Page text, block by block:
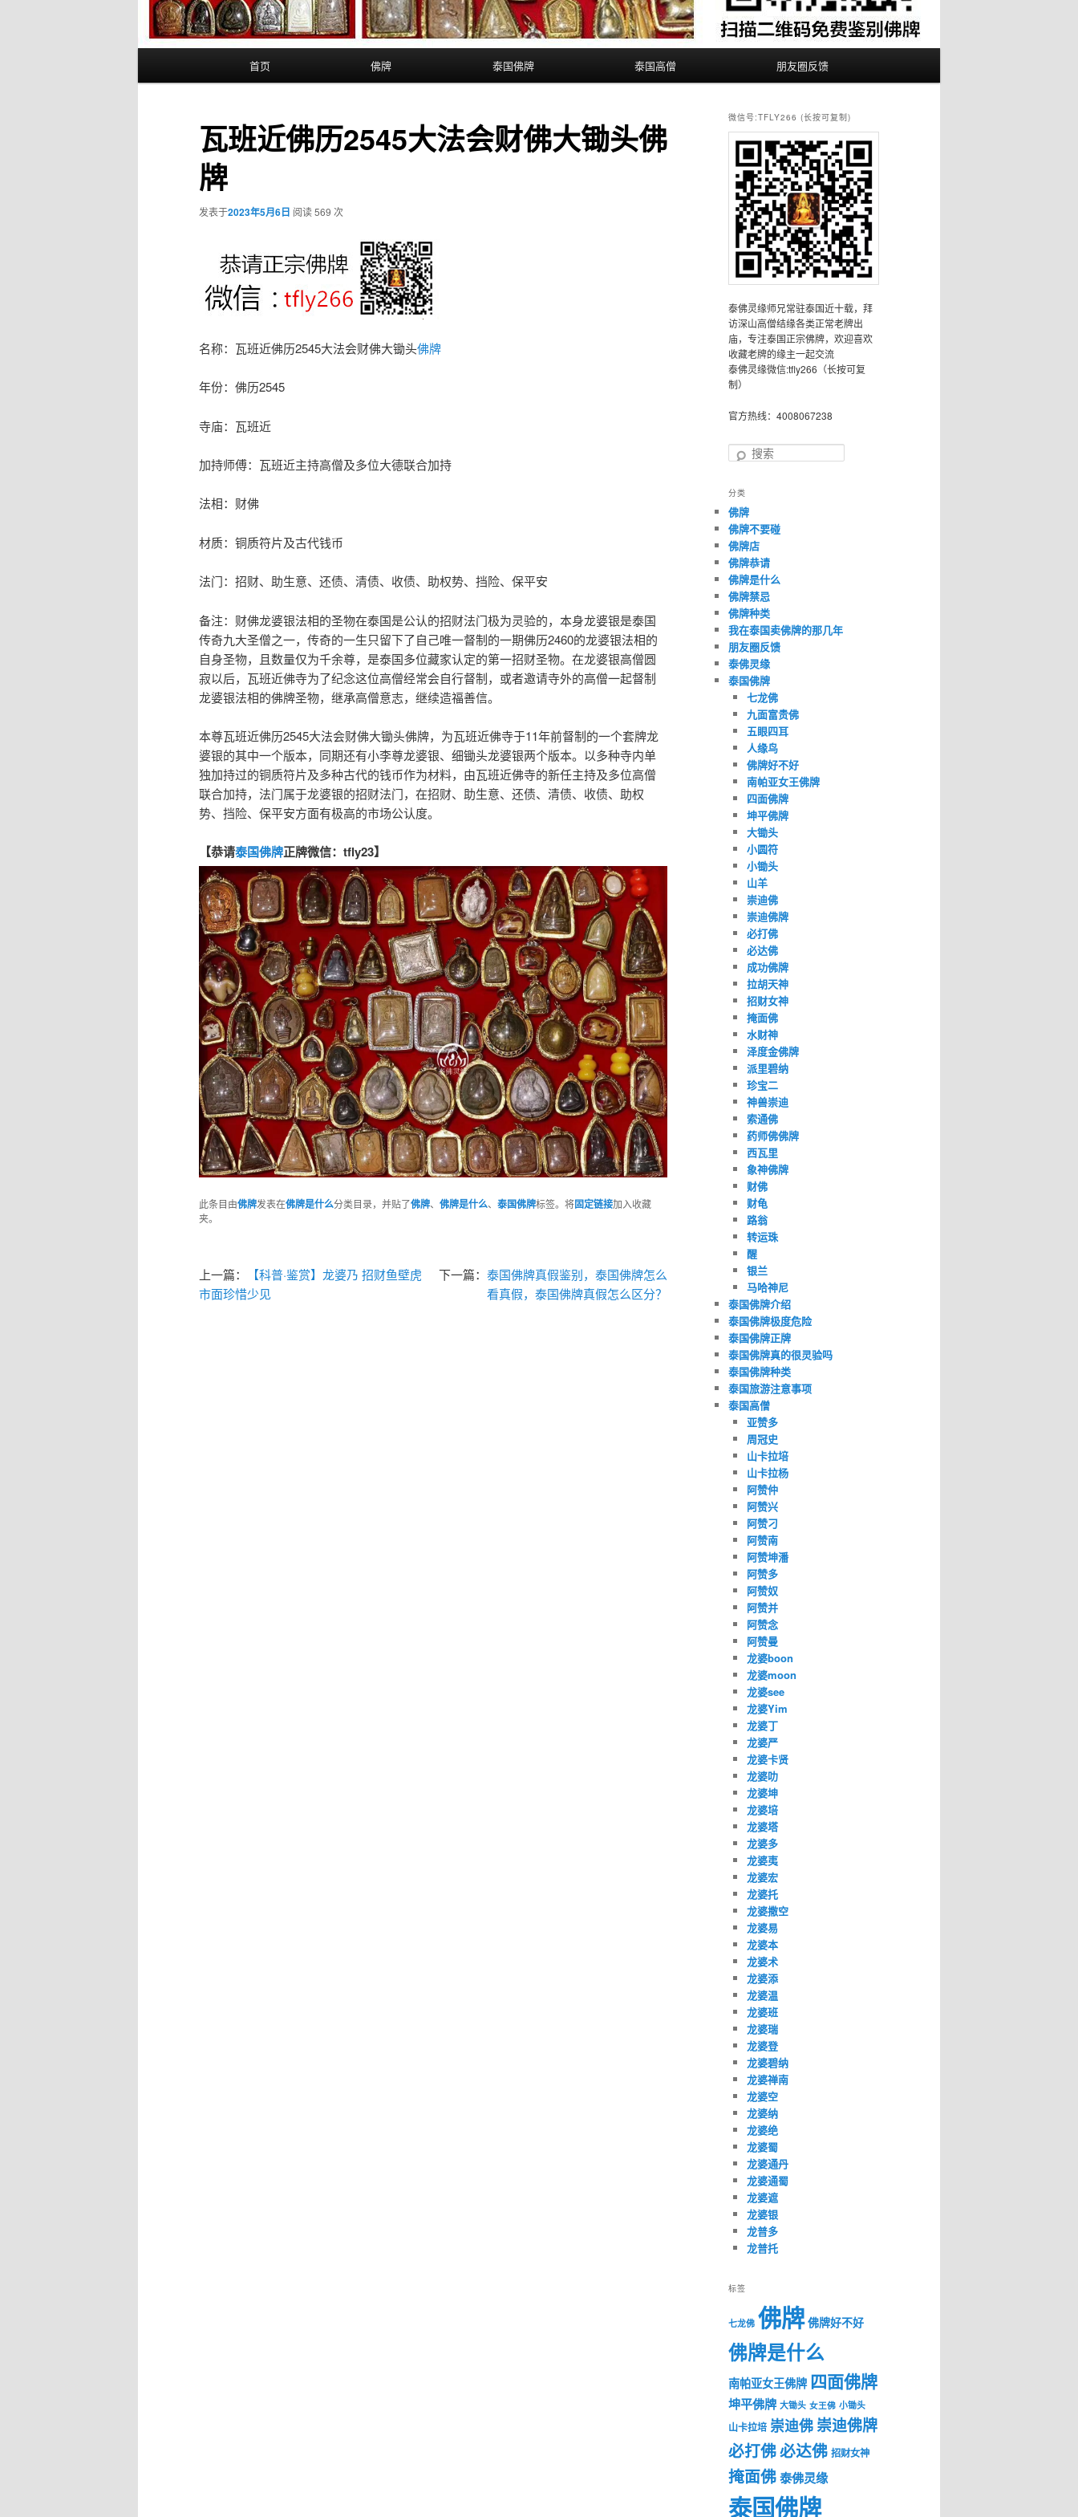
首页 佛牌 泰国佛牌 泰国高僧 朋友圈反馈
瓦班近佛历2545大法会财佛大锄头佛
牌
发表于2023年5月6日 阅读 569 次
名称：瓦班近佛历2545大法会财佛大锄头佛牌
年份：佛历2545
寺庙：瓦班近
加持师傅：瓦班近主持高僧及多位大德联合加持
法相：财佛
材质：铜质符片及古代钱币
法门：招财、助生意、还债、清债、收债、助权势、挡险、保平安
备注：财佛龙婆银法相的圣物在泰国是公认的招财法门极为灵验的，本身龙婆银是泰国
传奇九大圣僧之一，传奇的一生只留下了自己唯一督制的一期佛历2460的龙婆银法相的
自身圣物，且数量仅为千余尊，是泰国多位藏家认定的第一招财圣物。在龙婆银高僧圆
寂以后，瓦班近佛寺为了纪念这位高僧经常会自行督制，或者邀请寺外的高僧一起督制
龙婆银法相的佛牌圣物，继承高僧意志，继续造福善信。
本尊瓦班近佛历2545大法会财佛大锄头佛牌，为瓦班近佛寺于11年前督制的一个套牌龙
婆银的其中一个版本，同期还有小李尊龙婆银、细锄头龙婆银两个版本。以多种寺内单
独加持过的铜质符片及多种古代的钱币作为材料，由瓦班近佛寺的新任主持及多位高僧
联合加持，法门属于龙婆银的招财法门，在招财、助生意、还债、清债、收债、助权
势、挡险、保平安方面有极高的市场公认度。
【恭请泰国佛牌正牌微信：tfly23】
此条目由佛牌发表在佛牌是什么分类目录，并贴了佛牌、 佛牌是什么、 泰国佛牌标签。将固定链接加入收藏
夹。
上一篇：
【科普·鉴赏】龙婆乃 招财鱼壁虎
市面珍惜少见
下一篇： 泰国佛牌真假鉴别，泰国佛牌怎么
看真假，泰国佛牌真假怎么区分？
微信号:TFLY266 (长按可复制)
泰佛灵缘师兄常驻泰国近十载，拜
访深山高僧结缘各类正常老牌出
庙，专注泰国正宗佛牌，欢迎喜欢
收藏老牌的缘主一起交流
泰佛灵缘微信:tfly266（长按可复
制）
官方热线：4008067238
搜
分类
佛牌
佛牌不要碰
佛牌店
佛牌恭请
佛牌是什么
佛牌禁忌
佛牌种类
我在泰国卖佛牌的那几年
朋友圈反馈
泰佛灵缘
泰国佛牌
七龙佛
九面富贵佛
五眼四耳
人缘鸟
佛牌好不好
南帕亚女王佛牌
四面佛牌
坤平佛牌
大锄头
小圆符
小锄头
山羊
崇迪佛
崇迪佛牌
必打佛
必达佛
成功佛牌
拉胡天神
招财女神
掩面佛
水财神
泽度金佛牌
派里碧纳
珍宝二
神兽崇迪
索通佛
药师佛佛牌
西瓦里
象神佛牌
财佛
财龟
路翁
转运珠
醒
银兰
马哈神尼
泰国佛牌介绍
泰国佛牌极度危险
泰国佛牌正牌
泰国佛牌真的很灵验吗
泰国佛牌种类
泰国旅游注意事项
泰国高僧
亚赞多
周冠史
山卡拉培
山卡拉杨
阿赞仲
阿赞兴
阿赞刁
阿赞南
阿赞坤潘
阿赞多
阿赞奴
阿赞并
阿赞念
阿赞曼
龙婆boon
龙婆moon
龙婆see
龙婆Yim
龙婆丁
龙婆严
龙婆卡贤
龙婆叻
龙婆坤
龙婆培
龙婆塔
龙婆多
龙婆夷
龙婆宏
龙婆托
龙婆撒空
龙婆易
龙婆本
龙婆术
龙婆添
龙婆温
龙婆班
龙婆瑞
龙婆登
龙婆碧纳
龙婆禅南
龙婆空
龙婆纳
龙婆绝
龙婆蜀
龙婆通丹
龙婆通蜀
龙婆遮
龙婆银
龙普多
龙普托
标签
七龙佛 佛牌 佛牌好不好
佛牌是什么
南帕亚女王佛牌 四面佛牌
坤平佛牌 大锄头 女王佛 小锄头
山卡拉培 崇迪佛崇迪佛牌
必打佛必达佛 招财女神
掩面佛泰佛灵缘
泰国佛牌